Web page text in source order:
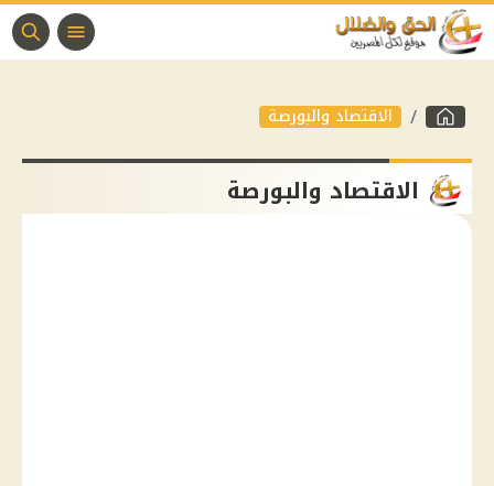
الاقتصاد والبورصة
الاقتصاد والبورصة